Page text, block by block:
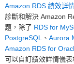
Amazon RDS 績效詳
診斷和解決 Amazon
題，除了 RDS for
PostgreSQL
、 Aurora
Amazon RDS for
可以自訂績效詳情儀